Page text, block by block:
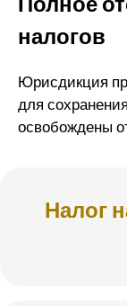
налогов
Юрисдикция
для
освобождены
Налог